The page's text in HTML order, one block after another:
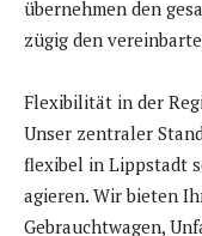
übernehmen den
zügig den
Flexibilität in der
Unser zentraler
flexibel in Lippstadt
agieren. Wir bieten
Gebrauchtwagen,